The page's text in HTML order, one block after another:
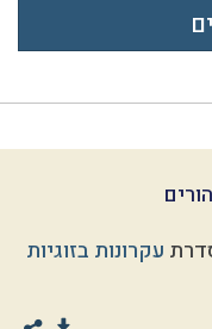
עקרונות בזוגיות